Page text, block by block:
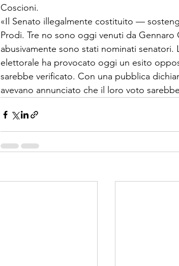
Coscioni.
«Il Senato illegalmente costituito —
Prodi. Tre no sono oggi venuti da
abusivamente sono stati nomi­nati
elettorale ha provocato oggi un esito
sarebbe verificato. Con una pub­blica
avevano annunciato che il loro voto